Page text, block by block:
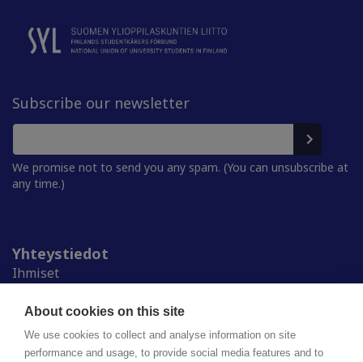
About cookies on this site
We use cookies to collect and analyse information on site
performance and usage, to provide social media features and to
Subscribe our newsletter
We promise not to send you any spam. (You can unsubscribe at
any time.)
Yhteystiedot
Ihmiset
Ylioppilaskunnat
Alumnille